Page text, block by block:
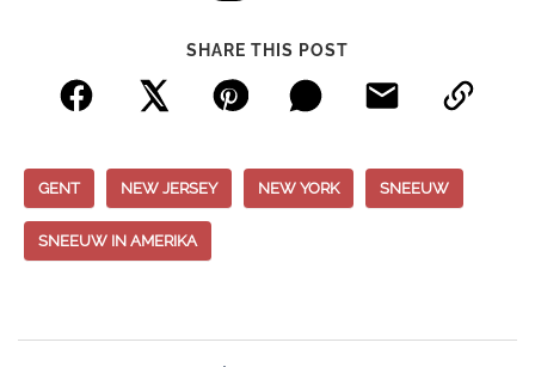
SHARE THIS POST
GENT NEW JERSEY NEW YORK SNEEUW
SNEEUW IN AMERIKA